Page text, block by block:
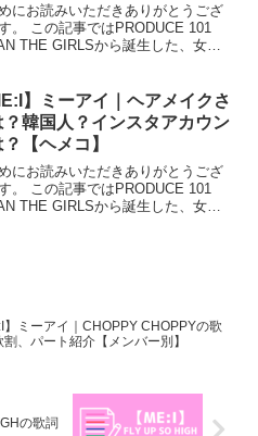
にお読みいただきありがとうござ
。 この記事ではPRODUCE 101
THE GIRLSから誕生した、女性
】ミーアイ｜ヘアメイクさ
？韓国人？インスタアカウン
？【ヘメコ】
にお読みいただきありがとうござ
。 この記事ではPRODUCE 101
THE GIRLSから誕生した、女性
】ミーアイ｜CHOPPY CHOPPYの歌
割、パート紹介【メンバー別】
の歌詞